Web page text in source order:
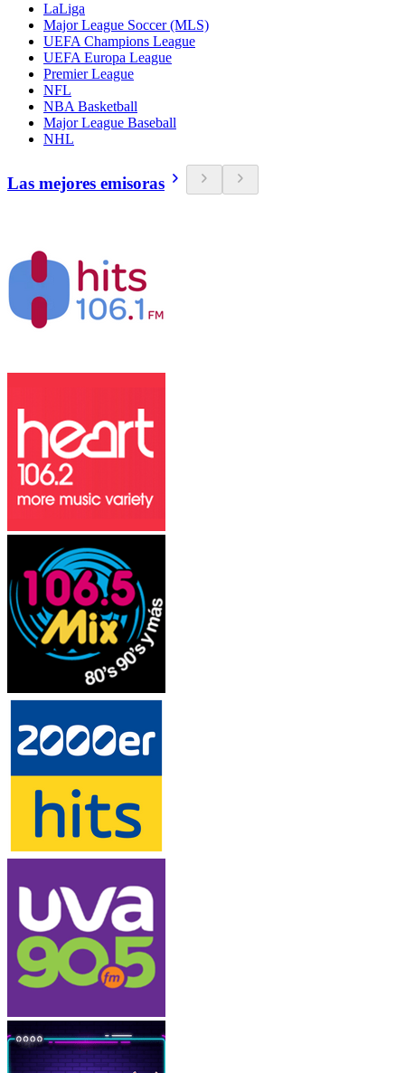
LaLiga
Major League Soccer (MLS)
UEFA Champions League
UEFA Europa League
Premier League
NFL
NBA Basketball
Major League Baseball
NHL
Las mejores emisoras